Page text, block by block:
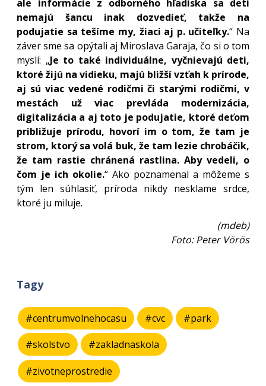
ale informácie z odborného hľadiska sa deti
nemajú šancu inak dozvedieť, takže na
podujatie sa tešíme my, žiaci aj p. učiteľky.“ Na
záver sme sa opýtali aj Miroslava Garaja, čo si o tom
myslí: „Je to také individuálne, vyčnievajú deti,
ktoré žijú na vidieku, majú bližší vzťah k prírode,
aj sú viac vedené rodičmi či starými rodičmi, v
mestách už viac prevláda modernizácia,
digitalizácia a aj toto je podujatie, ktoré deťom
približuje prírodu, hovorí im o tom, že tam je
strom, ktorý sa volá buk, že tam lezie chrobáčik,
že tam rastie chránená rastlina. Aby vedeli, o
čom je ich okolie.“ Ako poznamenal a môžeme s
tým len súhlasiť, príroda nikdy nesklame srdce,
ktoré ju miluje.
(mdeb)
Foto: Peter Vörös
Tagy
#centrumvolnehocasu #cvc #park
#skolstvo #zakladnaskola
#zivotneprostredie